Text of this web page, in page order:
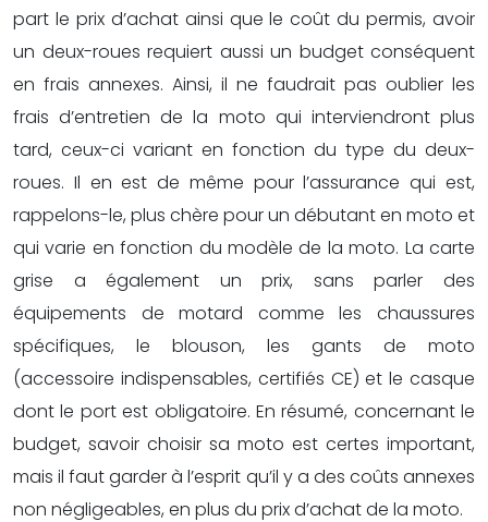
part le prix d’achat ainsi que le coût du permis, avoir
un deux-roues requiert aussi un budget conséquent
en frais annexes. Ainsi, il ne faudrait pas oublier les
frais d’entretien de la moto qui interviendront plus
tard, ceux-ci variant en fonction du type du deux-
roues. Il en est de même pour l’assurance qui est,
rappelons-le, plus chère pour un débutant en moto et
qui varie en fonction du modèle de la moto. La carte
grise a également un prix, sans parler des
équipements de motard comme les chaussures
spécifiques, le blouson, les gants de moto
(accessoire indispensables, certifiés CE) et le casque
dont le port est obligatoire. En résumé, concernant le
budget, savoir choisir sa moto est certes important,
mais il faut garder à l’esprit qu’il y a des coûts annexes
non négligeables, en plus du prix d’achat de la moto.